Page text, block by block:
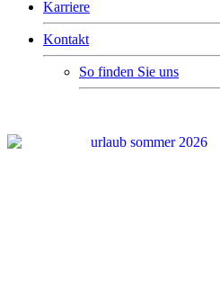
Karriere
Kontakt
So finden Sie uns